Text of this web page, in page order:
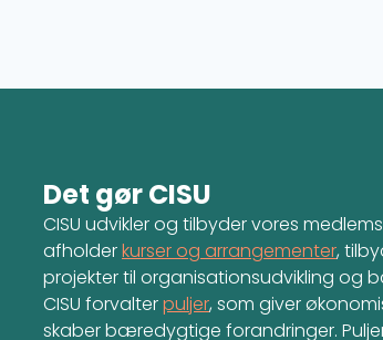
Det gør CISU
CISU udvikler og tilbyder vores
afholderkurser og arrangementer,
projekter til organisationsudvikling og
CISU forvalterpuljer, som giver
skaber bæredygtige forandringer.